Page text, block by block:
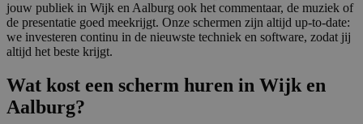
jouw publiek in Wijk en Aalburg ook het commentaar, de muziek of
de presentatie goed meekrijgt. Onze schermen zijn altijd up-to-date:
we investeren continu in de nieuwste techniek en software, zodat jij
altijd het beste krijgt.
Wat kost een scherm huren in Wijk en
Aalburg?
Naam
Aanbieder/
Domein
Vervaldatum
PHPSESSID
PHP.net
Sessie